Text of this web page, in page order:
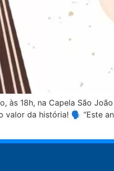
às 18h, na Capela São
valor da história! 🗣 “Este